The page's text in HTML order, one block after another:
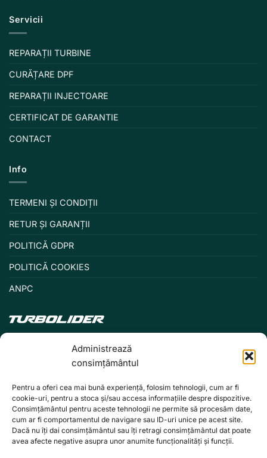
Administrează
consimțământul
Pentru a oferi cea mai bună experiență, folosim tehnologii, cum ar fi
cookie-uri, pentru a stoca și/sau accesa informațiile despre dispozitive.
Consimțământul pentru aceste tehnologii ne permite să procesăm date,
cum ar fi comportamentul de navigare sau ID-uri unice pe acest site.
Dacă nu îți dai consimțământul sau îți retragi consimțământul dat poate
avea afecte negative asupra unor anumite funcționalități și funcții.
Servicii
REPARAȚII TURBINE
CURĂȚARE DPF
REPARAȚII INJECTOARE
CERTIFICAT DE GARANTIE
CONTACT
Info
TERMENI ȘI CONDIȚII
RETUR ȘI GARANȚII
POLITICĂ GDPR
POLITICĂ COOKIES
ANPC